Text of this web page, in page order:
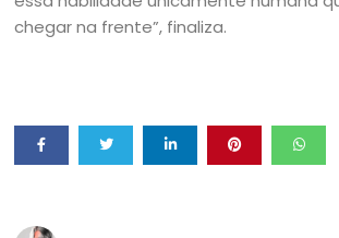
chegar na frente”, finaliza.